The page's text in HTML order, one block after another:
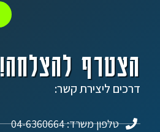
הצטרף להצלחה!
דרכים ליצירת קשר:
טלפון משרד: 04-6360664